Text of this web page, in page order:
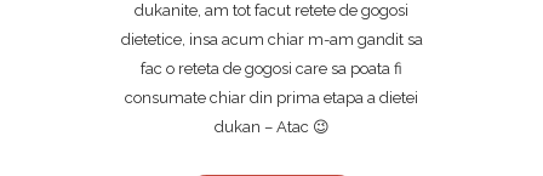
dukanite, am tot facut retete de gogosi
dietetice, insa acum chiar m-am gandit sa
fac o reteta de gogosi care sa poata fi
consumate chiar din prima etapa a dietei
dukan – Atac 😉